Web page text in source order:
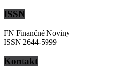
ISSN
FN Finančné Noviny
ISSN 2644-5999
Kontakt